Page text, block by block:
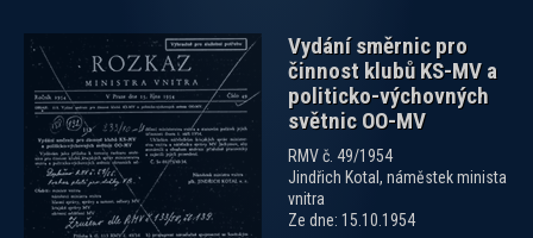
Vydání směrnic pro
činnost klubů KS-MV a
politicko-výchovných
světnic OO-MV
RMV č. 49/1954
Jindřich Kotal, náměstek minista
vnitra
Ze dne: 15.10.1954